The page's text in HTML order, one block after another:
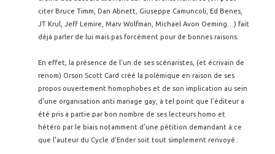
citer Bruce Timm, Dan Abnett, Giuseppe Camuncoli, Ed Benes,
JT Krul, Jeff Lemire, Marv Wolfman, Michael Avon Oeming…) fait
déjà parler de lui mais pas forcément pour de bonnes raisons.
En effet, la présence de l’un de ses scénaristes, (et écrivain de
renom) Orson Scott Card créé la polémique en raison de ses
propos ouvertement homophobes et de son implication au sein
d’une organisation anti mariage gay, à tel point que l’éditeur a
été pris à partie par bon nombre de ses lecteurs homo et
hétéro par le biais notamment d’une pétition demandant à ce
que l’auteur du Cycle d’Ender soit tout simplement renvoyé :